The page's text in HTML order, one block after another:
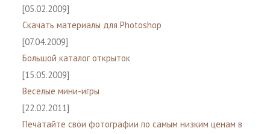
[05.02.2009]
Скачать материалы для Photoshop
[07.04.2009]
Большой каталог открыток
[15.05.2009]
Веселые мини-игры
[22.02.2011]
Печатайте свои фотографии по самым низким ценам в